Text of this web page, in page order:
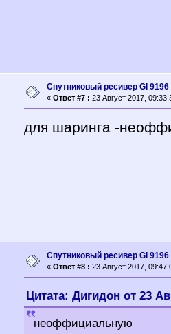
Спутниковый ресивер GI
« Ответ #7 : 23 Август 2017,
для шаринга -
Спутниковый ресивер GI
« Ответ #8 : 23 Август 2017,
Цитата: Дигидон от 23
неоффициальную